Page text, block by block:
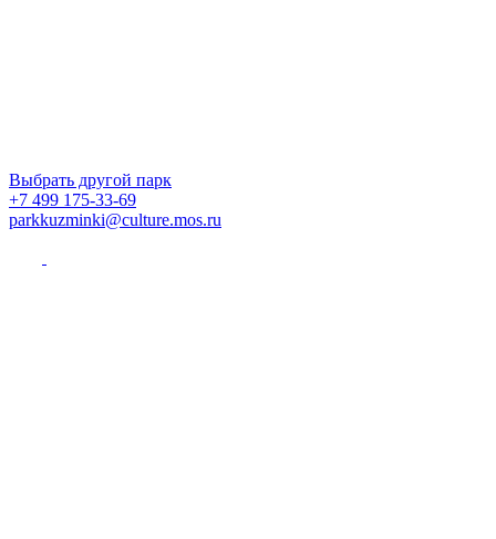
Выбрать другой парк
+7 499 175-33-69
parkkuzminki@culture.mos.ru